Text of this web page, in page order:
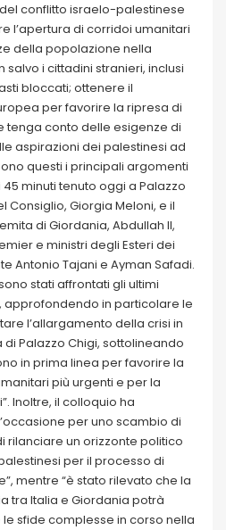
conflitto israelo-palestinese
l’apertura di corridoi umanitari
della popolazione nella
salvo i cittadini stranieri, inclusi
bloccati; ottenere il
per favorire la ripresa di
tenga conto delle esigenze di
aspirazioni dei palestinesi ad
questi i principali argomenti
minuti tenuto oggi a Palazzo
Consiglio, Giorgia Meloni, e il
di Giordania, Abdullah II,
e ministri degli Esteri dei
Antonio Tajani e Ayman Safadi.
stati affrontati gli ultimi
approfondendo in particolare le
l’allargamento della crisi in
Palazzo Chigi, sottolineando
in prima linea per favorire la
più urgenti e per la
Inoltre, il colloquio ha
per uno scambio di
rilanciare un orizzonte politico
per il processo di
mentre “è stato rilevato che la
tra Italia e Giordania potrà
sfide complesse in corso nella